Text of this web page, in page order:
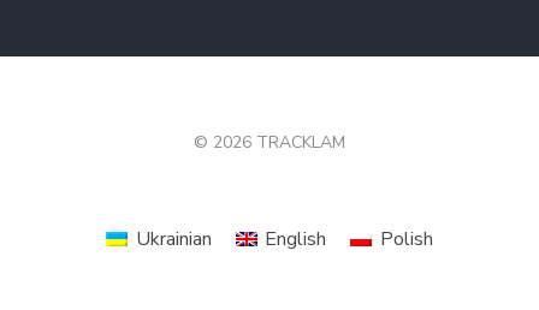
© 2026 TRACKLAM
Ukrainian English Polish